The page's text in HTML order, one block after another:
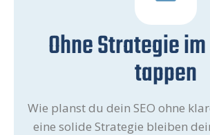
Ohne Strategie
tappen
Wie planst du dein SEO ohne
eine solide Strategie bleiben